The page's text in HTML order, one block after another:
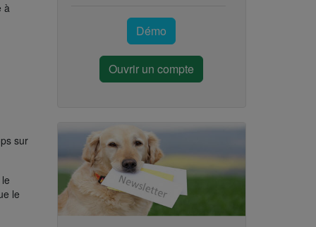
Démo
Ouvrir un compte
à
sur
le